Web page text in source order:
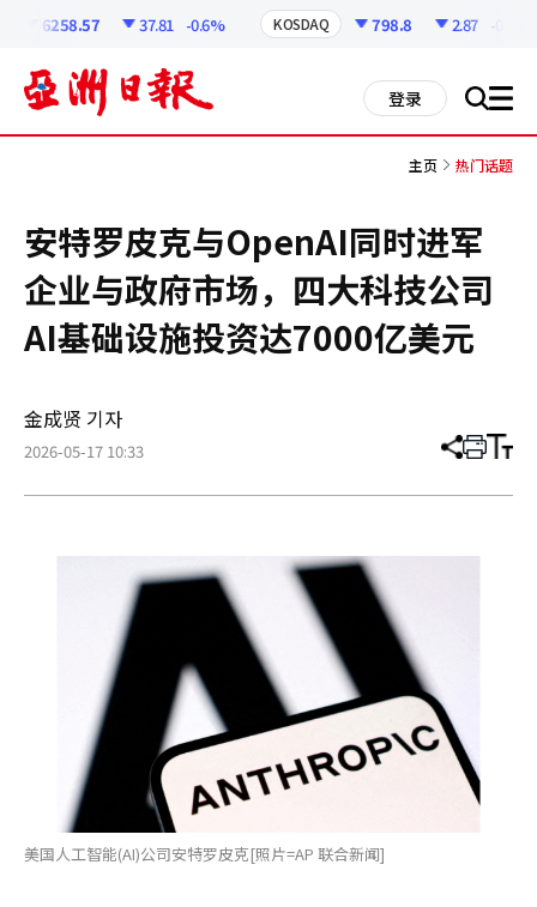
6258.57 37.81 -0.6% KOSDAQ 798.8 2.87 -0.36%
登录 搜 all
主页 热门话题
安特罗皮克与OpenAI同时进军
企业与政府市场，四大科技公司
AI基础设施投资达7000亿美元
金成贤 기자
2026-05-17 10:33 分
章
打 调
小
美国人工智能(AI)公司安特罗皮克[照片=AP 联合新闻]